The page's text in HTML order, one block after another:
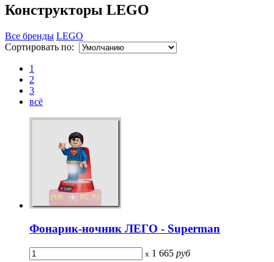
Конструкторы LEGO
Все бренды LEGO
Сортировать по:
1
2
3
всё
Фонарик-ночник ЛЕГО - Superman
x 1 665 руб